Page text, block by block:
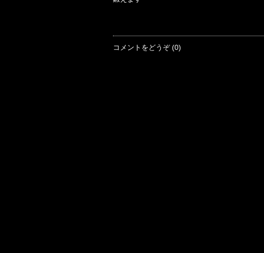
コメントをどうぞ (0)